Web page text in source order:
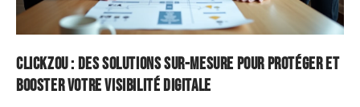
Clickzou : des solutions sur-mesure pour protéger et
booster votre visibilité digitale